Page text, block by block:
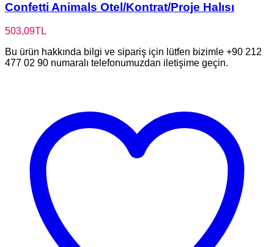
Confetti Animals Otel/Kontrat/Proje Halısı
503,09TL
Bu ürün hakkında bilgi ve sipariş için lütfen bizimle +90 212
477 02 90 numaralı telefonumuzdan iletişime geçin.